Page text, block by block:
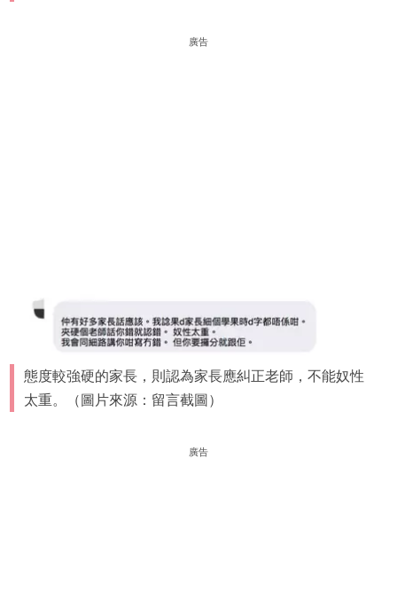
廣告
態度較強硬的家長，則認為家長應糾正老師，不能奴性
太重。（圖片來源：留言截圖）
廣告